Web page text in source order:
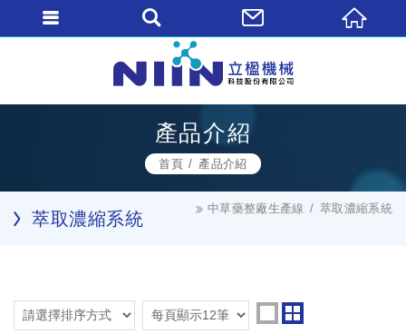
產品介紹
首頁 產品介紹
萃取濃縮系統
中草藥整廠生產線 萃取濃縮系統